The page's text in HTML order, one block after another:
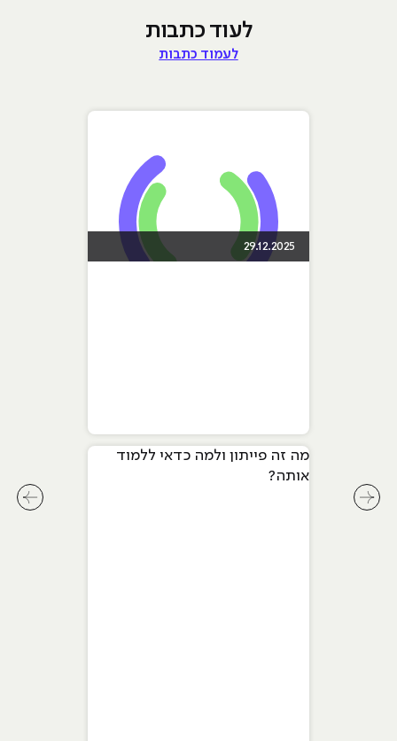
לעוד כתבות
לעמוד כתבות
29.12.2025
מה זה פייתון ולמה כדאי ללמוד
אותה?
לחץ לחץ לשיקופית קודמת בסליידר מאמרים